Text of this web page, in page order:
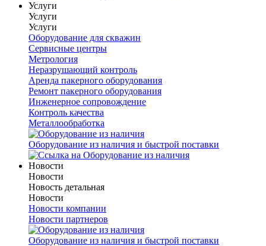
Услуги
Услуги
Услуги
Оборудование для скважин
Сервисные центры
Метрология
Неразрушающий контроль
Аренда пакерного оборудования
Ремонт пакерного оборудования
Инженерное сопровождение
Контроль качества
Металлообработка
Оборудование из наличия и быстрой поставки
Новости
Новости
Новость детальная
Новости
Новости компании
Новости партнеров
Оборудование из наличия и быстрой поставки